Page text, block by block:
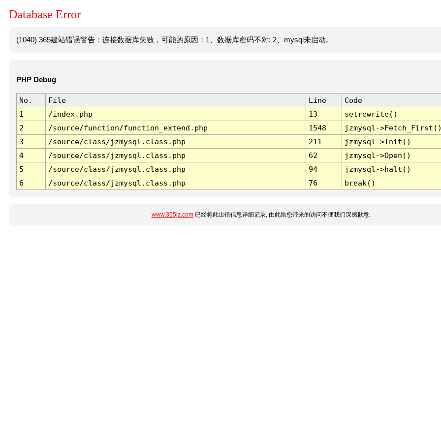
Database Error
(1040) 365建站错误警告：连接数据库失败，可能的原因：1、数据库密码不对; 2、mysql未启动。
PHP Debug
No. File Line
Code
1
/index.php 13
setrewrite()
2
/source/function/function_extend.php 1548
jzmysql-
3
/source/class/jzmysql.class.php 211
jzmysql->Init()
4
/source/class/jzmysql.class.php 62
jzmysql->Open()
5
/source/class/jzmysql.class.php 94
jzmysql->halt()
6
/source/class/jzmysql.class.php 76 break()
www.365jz.com已经将此出错信息详细记录, 由此给您带来的访问不便我们深感歉意.